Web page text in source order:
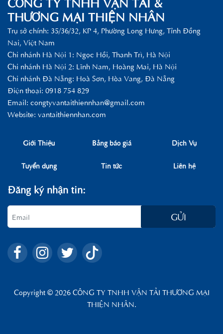
THƯƠNG MẠI THIỆN NHÂN
Trụ sở chính: 35/36/32, KP 4, Phường Long Hưng, Tỉnh Đồng
Nai, Việt Nam
Chi nhánh Hà Nội 1: Ngọc Hồi, Thanh Trì, Hà Nội
Chi nhánh Hà Nội 2: Lĩnh Nam, Hoàng Mai, Hà Nội
Chi nhánh Đà Nẵng: Hoà Sơn, Hòa Vang, Đà Nẵng
Điện thoại: 0918 754 829
Email: congtyvantaithiennhan@gmail.com
Website: vantaithiennhan.com
Giới Thiệu Bảng báo giá Dịch Vụ
Tuyển dụng Tin tức Liên hệ
Đăng ký nhận tin:
GỬI
Copyright © 2026 CÔNG TY TNHH VẬN TẢI THƯƠNG MẠI
THIỆN NHÂN.